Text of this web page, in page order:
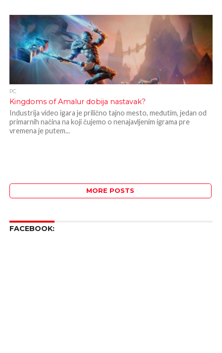
PC
Kingdoms of Amalur dobija nastavak?
Industrija video igara je prilično tajno mesto, međutim, jedan od
primarnih načina na koji čujemo o nenajavljenim igrama pre
vremena je putem...
MORE POSTS
FACEBOOK: